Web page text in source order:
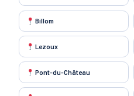
Billom
Lezoux
Pont-du-Château